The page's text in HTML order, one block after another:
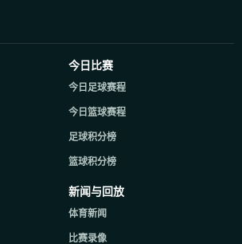
今日比赛
今日足球赛程
今日篮球赛程
足球积分榜
篮球积分榜
新闻与回放
体育新闻
比赛录像